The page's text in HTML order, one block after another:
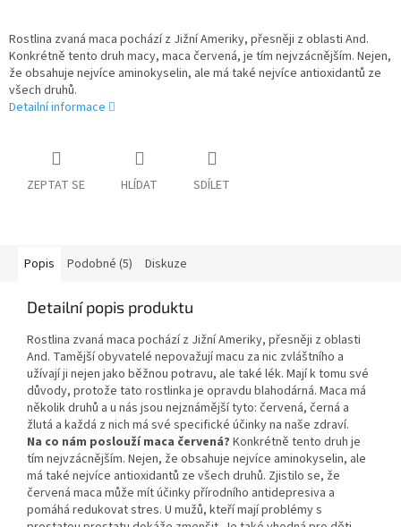
Rostlina zvaná maca pochází z Jižní Ameriky, přesněji z oblasti And.
Konkrétně tento druh macy, maca červená, je tím nejvzácnějším. Nejen,
že obsahuje nejvíce aminokyselin, ale má také nejvíce antioxidantů ze
všech druhů.
Detailní informace
ZEPTAT SE HLÍDAT SDÍLET
Popis Podobné (5) Diskuze
Detailní popis produktu
Rostlina zvaná maca pochází z Jižní Ameriky, přesněji z oblasti
And. Tamější obyvatelé nepovažují macu za nic zvláštního a
užívají ji nejen jako běžnou potravu, ale také lék. Mají k tomu své
důvody, protože tato rostlinka je opravdu blahodárná. Maca má
několik druhů a u nás jsou nejznámější tyto: červená, černá a
žlutá a každá z nich má své specifické účinky na naše zdraví.
Na co nám poslouží maca červená? Konkrétně tento druh je
tím nejvzácnějším. Nejen, že obsahuje nejvíce aminokyselin, ale
má také nejvíce antioxidantů ze všech druhů. Zjistilo se, že
červená maca může mít účinky přírodního antidepresiva a
pomáhá redukovat stres. U mužů, kteří mají problémy s